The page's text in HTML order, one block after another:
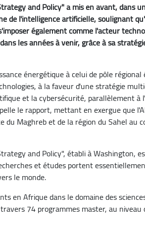
and Policy" a mis en avant, dans
de l'intelligence artificielle, soulignant
également comme l'acteur
les années à venir, grâce à sa
énergétique à celui de pôle
à la faveur d'une stratégie
et la cybersécurité, parallèlement à
le rapport, mettant en exergue que
Maghreb et de la région du Sahel au
and Policy", établi à Washington,
et études portent
le monde.
en Afrique dans le domaine des
74 programmes master, au